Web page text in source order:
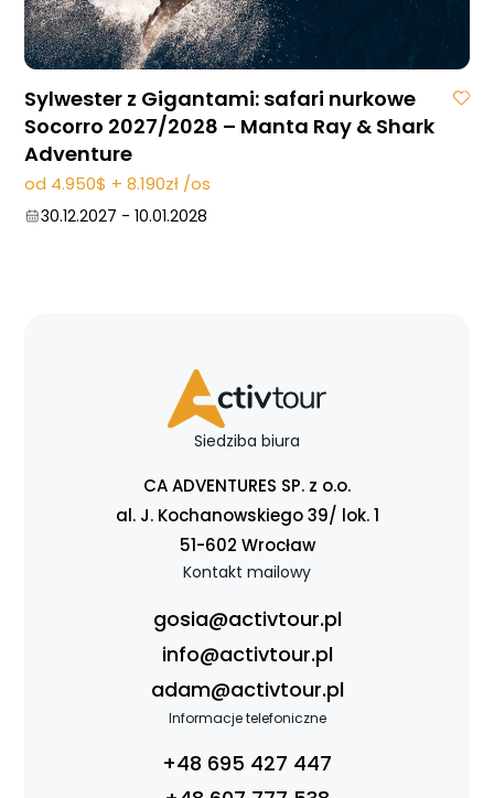
Strona główna !!!
O nas
Sylwester z Gigantami: safari nurkowe
Socorro 2027/2028 – Manta Ray & Shark
Adventure
od 4.950$ + 8.190zł /os
30.12.2027 - 10.01.2028
Siedziba biura
CA ADVENTURES SP. z o.o.
al. J. Kochanowskiego 39/ lok. 1
51-602 Wrocław
Kontakt mailowy
gosia@activtour.pl
info@activtour.pl
adam@activtour.pl
Informacje telefoniczne
+48 695 427 447